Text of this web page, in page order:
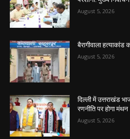
August 5, 2026
बैरागीवाला हत्याकांड
August 5, 2026
दिल्ली में उत्तराखंड
रणनीति पर होगा मंथन
August 5, 2026